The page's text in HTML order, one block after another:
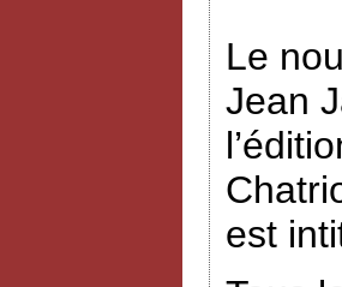
Le
Jean
est